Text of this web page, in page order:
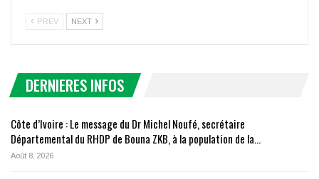
PREV NEXT
DERNIERES INFOS
Côte d’Ivoire : Le message du Dr Michel Noufé, secrétaire
Départemental du RHDP de Bouna ZKB, à la population de la…
Août 8, 2026